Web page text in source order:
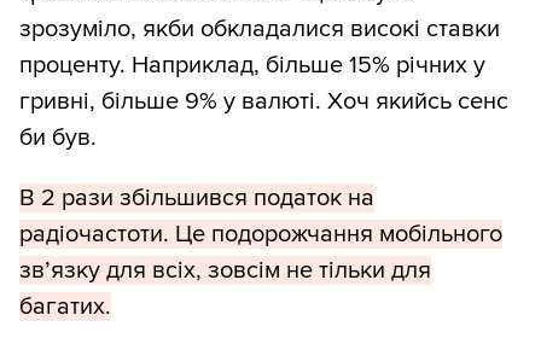
зрозуміло, якби обкладалися високі ставки
проценту. Наприклад, більше 15% річних у
гривні, більше 9% у валюті. Хоч якийсь сенс
би був.
В 2 рази збільшився податок на
радіочастоти. Це подорожчання мобільного
зв’язку для всіх, зовсім не тільки для
багатих.